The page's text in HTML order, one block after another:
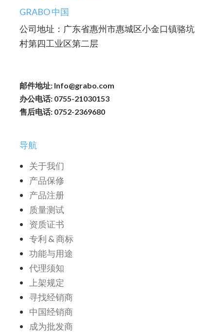
GRABO 中国
公司地址：广东省惠州市惠城区小金口镇骆坑
村第四工业区第二层
邮件地址: Info@grabo.com
办公电话: 0755-21030153
售后电话: 0752-2369680
导航
关于我们
产品保修
产品注册
质量测试
资质证书
专利 & 商标
功能与用途
代理须知
上架规定
寻找经销商
中国经销商
成为批发商